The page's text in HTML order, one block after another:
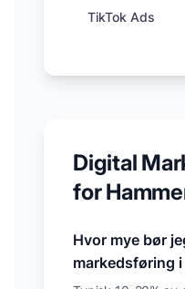
TikTok Ads
Digital
for
Hvor mye bør
markedsføring i